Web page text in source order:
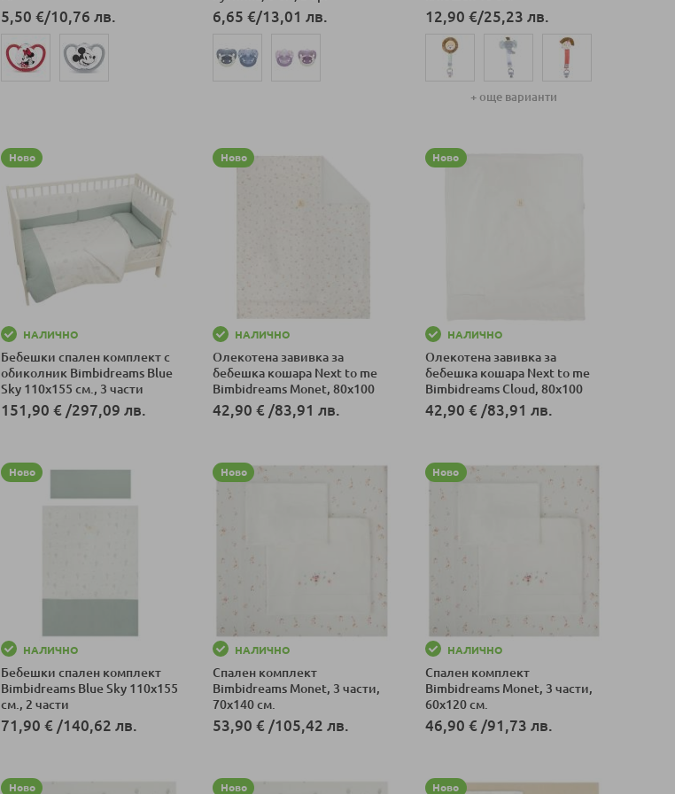
5,50 €/10,76 лв. 6,65 €/13,01 лв. 12,90 €/25,23 лв.
+ още варианти
Ново
НАЛИЧНО
Бебешки спален комплект с
обиколник Bimbidreams Blue
Sky 110x155 см., 3 части
151,90 € /297,09 лв.
Ново
НАЛИЧНО
Олекотена завивка за
бебешка кошара Next to me
Bimbidreams Monet, 80x100
см.
42,90 € /83,91 лв.
Ново
НАЛИЧНО
Олекотена завивка за
бебешка кошара Next to me
Bimbidreams Cloud, 80x100
см.
42,90 €/83,91 лв.
Ново
НАЛИЧНО
Бебешки спален комплект
Bimbidreams Blue Sky 110x155
см., 2 части
71,90 € /140,62 лв.
Ново
НАЛИЧНО
Спален комплект
Bimbidreams Monet, 3 части,
70x140 см.
53,90 € /105,42 лв.
Ново
НАЛИЧНО
Спален комплект
Bimbidreams Monet, 3 части,
60x120 см.
46,90 €/91,73 лв.
Ново Ново Ново